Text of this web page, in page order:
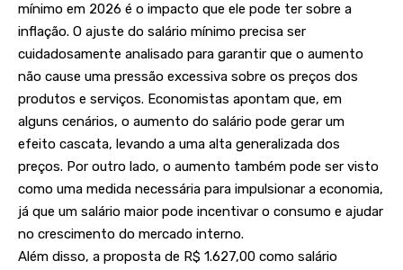
mínimo em 2026 é o impacto que ele pode ter sobre a
inflação. O ajuste do salário mínimo precisa ser
cuidadosamente analisado para garantir que o aumento
não cause uma pressão excessiva sobre os preços dos
produtos e serviços. Economistas apontam que, em
alguns cenários, o aumento do salário pode gerar um
efeito cascata, levando a uma alta generalizada dos
preços. Por outro lado, o aumento também pode ser visto
como uma medida necessária para impulsionar a economia,
já que um salário maior pode incentivar o consumo e ajudar
no crescimento do mercado interno.
Além disso, a proposta de R$ 1.627,00 como salário